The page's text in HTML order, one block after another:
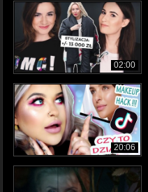
02:00
20:06